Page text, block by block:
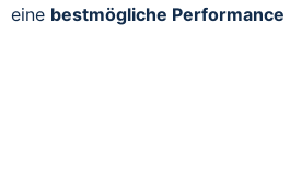
eine bestmögliche Performance